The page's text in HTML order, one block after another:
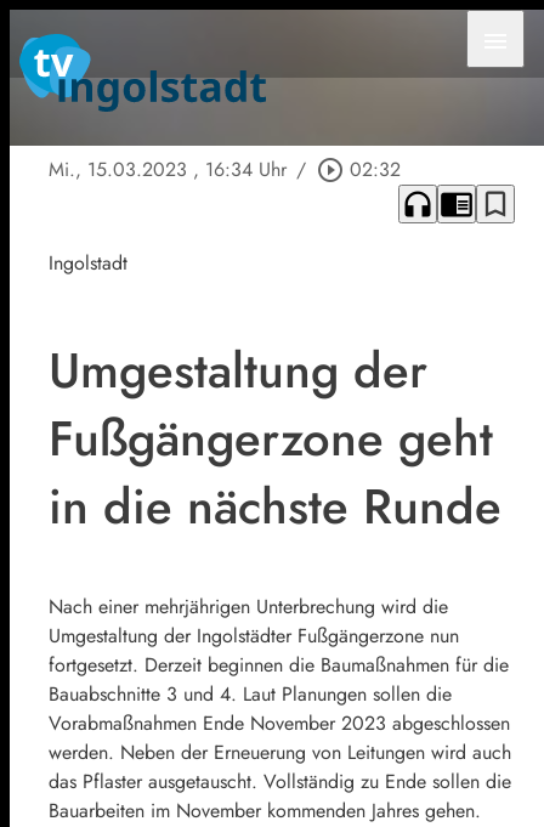
Mi., 15.03.2023 , 16:34 Uhr / play_circle_outline 02:32
headphones chrome_reader_mode bookmark_border
Ingolstadt
Umgestaltung der
Fußgängerzone geht
in die nächste Runde
Nach einer mehrjährigen Unterbrechung wird die
Umgestaltung der Ingolstädter Fußgängerzone nun
fortgesetzt. Derzeit beginnen die Baumaßnahmen für die
Bauabschnitte 3 und 4. Laut Planungen sollen die
Vorabmaßnahmen Ende November 2023 abgeschlossen
werden. Neben der Erneuerung von Leitungen wird auch
das Pflaster ausgetauscht. Vollständig zu Ende sollen die
Bauarbeiten im November kommenden Jahres gehen.